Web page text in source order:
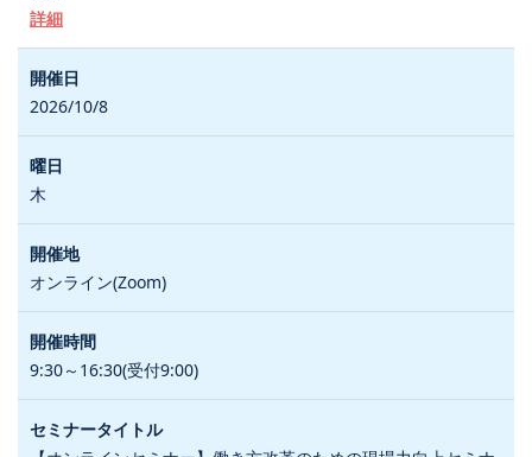
詳細
2026/10/8
木
オンライン(Zoom)
9:30～16:30(受付9:00)